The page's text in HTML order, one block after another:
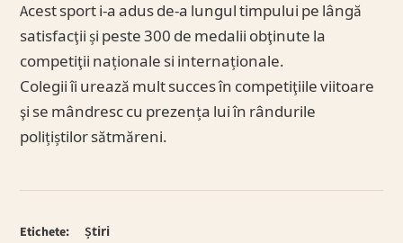
Acest sport i-a adus de-a lungul timpului pe lângă
satisfacţii și peste 300 de medalii obţinute la
competiţii naționale si internaționale.
Colegii îi urează mult succes în competiţiile viitoare
şi se mândresc cu prezența lui în rândurile
polițiștilor sătmăreni.
Etichete:
Știri